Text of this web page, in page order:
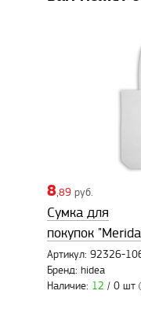
8,89 руб.
Сумка для
покупок
Артикул: 92326-
Бренд: hidea
Наличие: 12 / 0 шт